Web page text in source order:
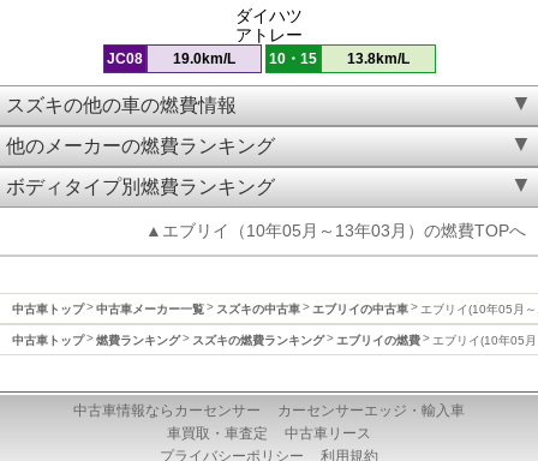
ダイハツ
アトレー
JC08 19.0km/L 10・15 13.8km/L
スズキの他の車の燃費情報
他のメーカーの燃費ランキング
ボディタイプ別燃費ランキング
▲エブリイ（10年05月～13年03月）の燃費TOPへ
中古車トップ 中古車メーカー一覧 スズキの中古車 エブリイの中古車 エブリイ(10年05月
中古車トップ 燃費ランキング スズキの燃費ランキング エブリイの燃費 エブリイ(10年05
中古車情報ならカーセンサー
カーセンサーエッジ・輸入車
車買取・車査定
中古車リース
プライバシーポリシー
利用規約